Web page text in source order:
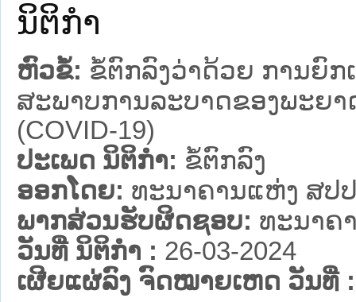
ນິຕິກໍາ
ຫົວຂໍ້: ຂໍ້ຕົກລົງວ່າດ້ວຍ ການຍົກ
ສະພາບການລະບາດຂອງພະຍ
(COVID-19)
ປະເພດ ນິຕິກໍາ: ຂໍ້ຕົກລົງ
ອອກໂດຍ: ທະນາຄານແຫ່ງ ສປ
ພາກສ່ວນຮັບຜິດຊອບ: ທະນາຄ
ວັນທີ່ ນິຕິກໍາ : 26-03-2024
ເຜີຍແຜ່ລົງ ຈົດໝາຍເຫດ ວັນທີ່ :